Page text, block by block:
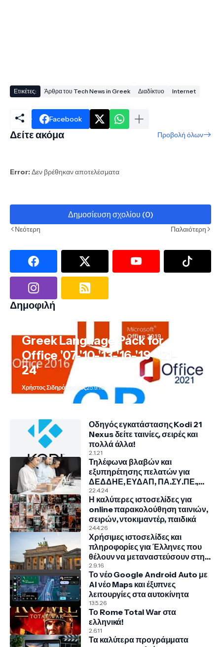
Ετικέτες: Άρθρα του Tech News in Greek Διαδίκτυο Internet
Facebook
Δείτε ακόμα Προβολή όλων
Error:Δεν βρέθηκαν αποτελέσματα
Δημοσίευση σχολίου (0)
Νεότερη Παλαιότερη
Δημοφιλή
Greek Language Pack for
Office '07-'10-'13-'16-'19- '21-
24'
Χρήστος Σιδηρόπουλος25.9.10
Οδηγός εγκατάστασης Kodi 21
Nexus δείτε ταινίες, σειρές και
πολλά άλλα!
2.1.21
Τηλέφωνα βλαβών και
εξυπηρέτησης πελατών για
ΔΕΔΔΗΕ, ΕΥΔΑΠ, ΠΑ.ΣΥ.ΠΕ.,
COSMOTE, NOVA, VODAFONE
22.4.24
Η καλύτερες ιστοσελίδες για
online παρακολούθηση ταινιών,
σειρών, ντοκιμαντέρ, παιδικά
24.4.26
Χρήσιμες ιστοσελίδες και
πληροφορίες για Έλληνες που
θέλουν να μεταναστεύσουν στην
Γερμανία
2.9.16
Το νέο Google Android Auto με
AI νέο Maps και έξυπνες
λειτουργίες στα αυτοκίνητα
13.5.26
Το Rome Total War στα
ελληνικά!
2.6.11
Τα καλύτερα προγράμματα